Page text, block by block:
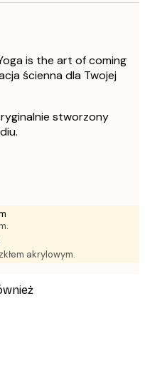
is the art of coming
ścienna dla Twojej
stworzony
akrylowym.